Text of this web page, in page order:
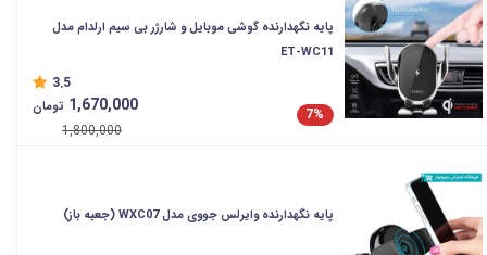
پایه نگهدارنده گوشی موبایل و شارژر بی سیم ارلدام مدل
ET-WC11
3.5
7%
1,670,000 تومان
1,800,000
پایه نگهدارنده وایرلس جووی مدل WXC07 (جعبه باز)